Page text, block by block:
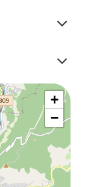
ou
et
ou
+
−